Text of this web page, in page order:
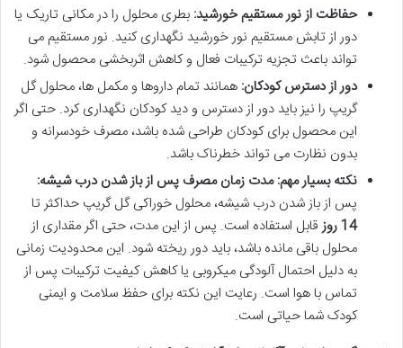
حفاظت از نور مستقیم خورشید: بطری محلول را در مکانی تاریک یا
دور از تابش مستقیم نور خورشید نگهداری کنید. نور مستقیم می
تواند باعث تجزیه ترکیبات فعال و کاهش اثربخشی محصول شود.
دور از دسترس کودکان: همانند تمام داروها و مکمل ها، محلول گل
گریپ را نیز باید دور از دسترس و دید کودکان نگهداری کرد. حتی اگر
این محصول برای کودکان طراحی شده باشد، مصرف خودسرانه و
بدون نظارت می تواند خطرناک باشد.
نکته بسیار مهم: مدت زمان مصرف پس از باز شدن درب شیشه:
پس از باز شدن درب شیشه، محلول خوراکی گل گریپ حداکثر تا
14 روز
قابل استفاده است. پس از این مدت، حتی اگر مقداری از
محلول باقی مانده باشد، باید دور ریخته شود. این محدودیت زمانی
به دلیل احتمال آلودگی میکروبی یا کاهش کیفیت ترکیبات پس از
تماس با هوا است. رعایت این نکته برای حفظ سلامت و ایمنی
کودک شما حیاتی است.